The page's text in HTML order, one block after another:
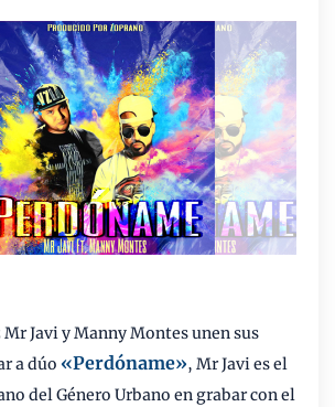
Javi y Manny Montes unen sus
a dúo «Perdóname», Mr Javi es el
del Género Urbano en grabar con el